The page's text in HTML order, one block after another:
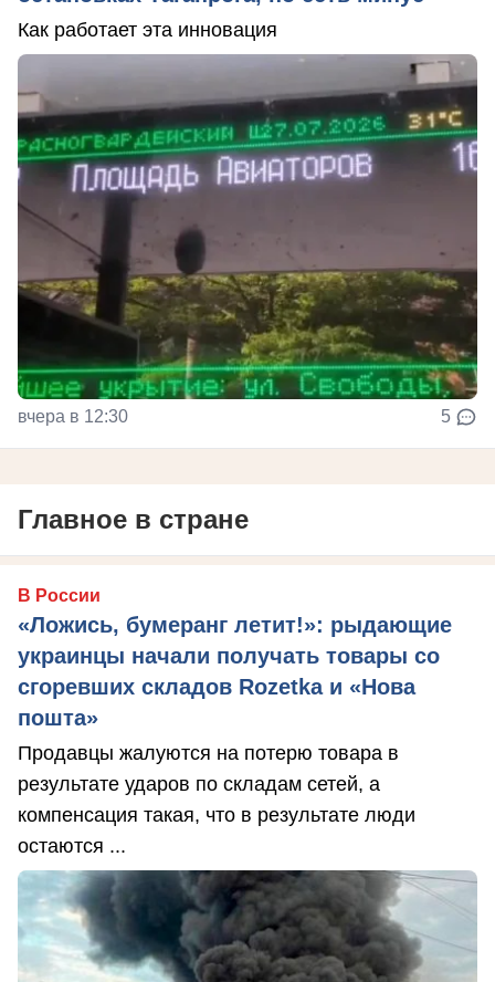
Как работает эта инновация
вчера в 12:30 5
Главное в стране
В России
«Ложись, бумеранг летит!»: рыдающие
украинцы начали получать товары со
сгоревших складов Rozetka и «Нова
пошта»
Продавцы жалуются на потерю товара в
результате ударов по складам сетей, а
компенсация такая, что в результате люди
остаются ...